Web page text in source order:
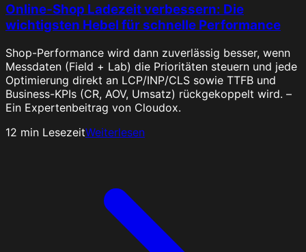
Online‑Shop Ladezeit verbessern: Die
wichtigsten Hebel für schnelle Performance
Shop-Performance wird dann zuverlässig besser, wenn
Messdaten (Field + Lab) die Prioritäten steuern und jede
Optimierung direkt an LCP/INP/CLS sowie TTFB und
Business-KPIs (CR, AOV, Umsatz) rückgekoppelt wird. –
Ein Expertenbeitrag von Cloudox.
12 min LesezeitWeiterlesen